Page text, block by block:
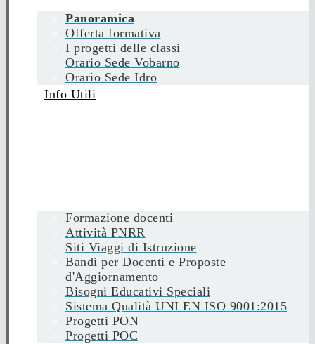
Panoramica
Offerta formativa
I progetti delle classi
Orario Sede Vobarno
Orario Sede Idro
Info Utili
Formazione docenti
Attività PNRR
Siti Viaggi di Istruzione
Bandi per Docenti e Proposte
d'Aggiornamento
Bisogni Educativi Speciali
Sistema Qualità UNI EN ISO 9001:2015
Progetti PON
Progetti POC